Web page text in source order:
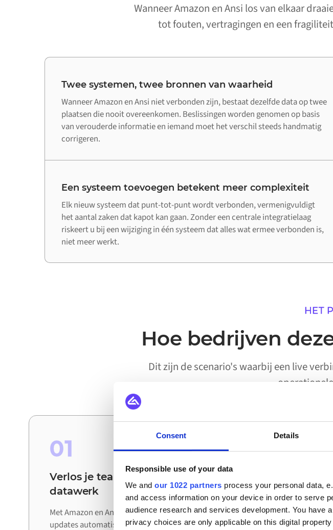
Consent Details
Responsible use of your data
We and our 1022 partners process your personal data,
and access information on your device in order to serve
audience research and services development. You have
privacy choices are only applicable on this digital
Wanneer Amazon en Ansi los van elkaar
tot fouten, vertragingen en een
Twee systemen, twee bronnen van waarheid
Wanneer Amazon en Ansi niet verbonden zijn, bestaat dezelfde data op twee
plaatsen die nooit overeenkomen. Beslissingen worden genomen op basis
van verouderde informatie en iemand moet het verschil steeds handmatig
corrigeren.
Een systeem toevoegen betekent meer complexiteit
Elk nieuw systeem dat punt-tot-punt wordt verbonden, vermenigvuldigt
het aantal zaken dat kapot kan gaan. Zonder een centrale integratielaag
riskeert u bij een wijziging in één systeem dat alles wat ermee verbonden is,
niet meer werkt.
HET
Hoe bedrijven
Dit zijn de scenario's waarbij een live
01
Verlos je teams van handmatig
datawerk
Met Amazon en Ansi verbonden worden
updates automatisch uitgewisseld tussen
02
uitgevoerd
activering
Workflows